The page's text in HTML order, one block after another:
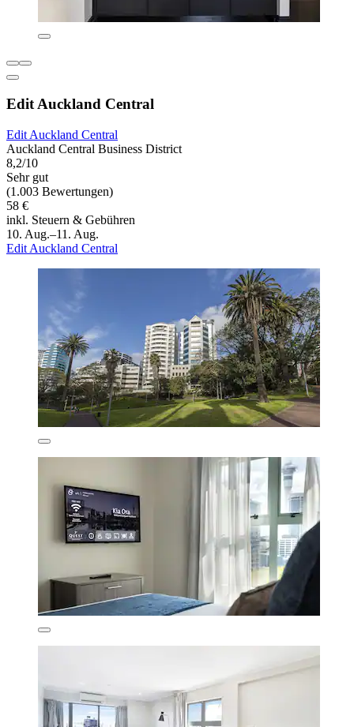
Edit Auckland Central
Edit Auckland Central
Auckland Central Business District
8,2/10
Sehr gut
(1.003 Bewertungen)
58 €
inkl. Steuern & Gebühren
10. Aug.–11. Aug.
Edit Auckland Central